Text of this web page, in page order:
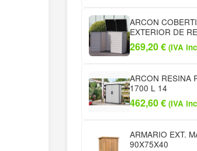
ARCON
EXTERIOR DE RE
269,20€ (IVA
ARCON RESINA
1700 L 14
462,60€ (IVA
ARMARIO EXT.
90X75X40